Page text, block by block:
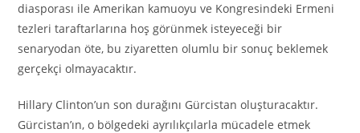
diasporası ile Amerikan kamuoyu ve Kongresindeki Ermeni
tezleri taraftarlarına hoş görünmek isteyeceği bir
senaryodan öte, bu ziyaretten olumlu bir sonuç beklemek
gerçekçi olmayacaktır.
Hillary Clinton’un son durağını Gürcistan oluşturacaktır.
Gürcistan’ın, o bölgedeki ayrılıkçılarla mücadele etmek